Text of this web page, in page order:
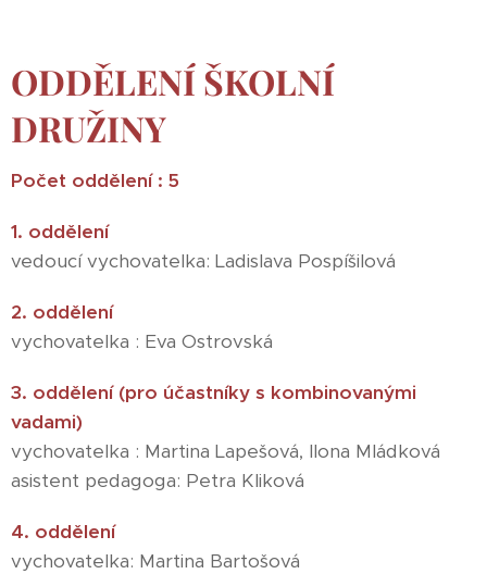
ODDĚLENÍ ŠKOLNÍ
DRUŽINY
Počet oddělení : 5
1. oddělení
vedoucí vychovatelka: Ladislava Pospíšilová
2. oddělení
vychovatelka : Eva Ostrovská
3. oddělení (pro účastníky s kombinovanými
vadami)
vychovatelka : Martina Lapešová, Ilona Mládková
asistent pedagoga: Petra Kliková
4. oddělení
vychovatelka: Martina Bartošová